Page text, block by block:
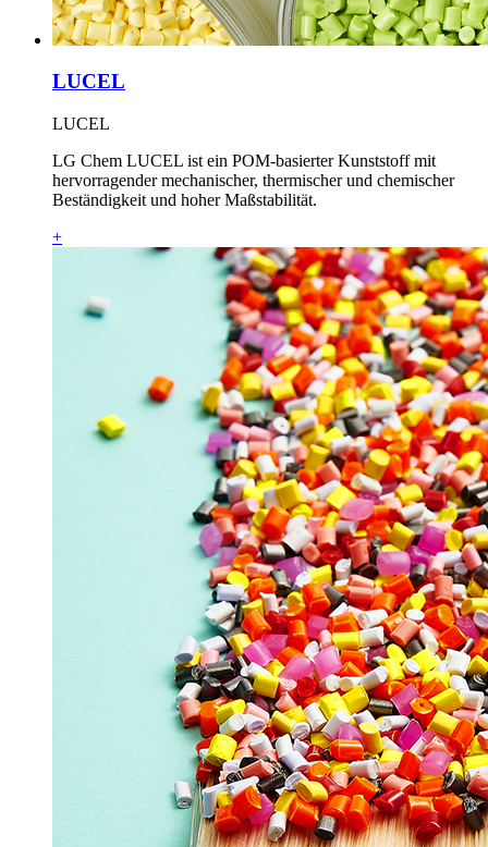
LUCEL
LUCEL
LG Chem LUCEL ist ein POM-basierter Kunststoff mit
hervorragender mechanischer, thermischer und chemischer
Beständigkeit und hoher Maßstabilität.
+